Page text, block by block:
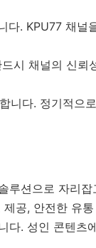
다. KPU77 채널
시 채널의 신
니다. 정기적으
션으로 자리
공, 안전한 유
. 성인 콘텐츠